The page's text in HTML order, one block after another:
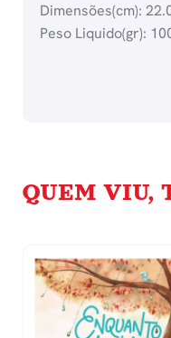
Dimensões(cm):
Peso Liquido(gr):
QUEM VIU,